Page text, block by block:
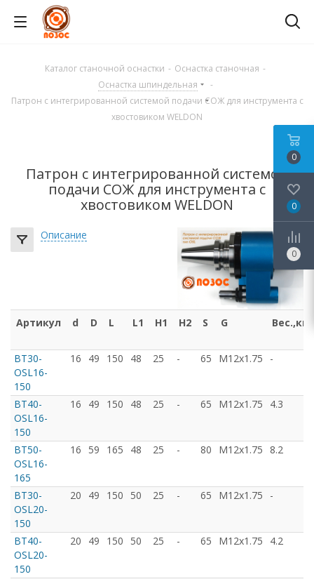
Каталог станочной оснастки - Оснастка станочная -
Оснастка шпиндельная
-
Патрон с интегрированной системой подачи СОЖ для инструмента с
хвостовиком WELDON
Патрон с интегрированной системой
подачи СОЖ для инструмента с
хвостовиком WELDON
Описание
Артикул d D L L1 H1 H2 S G Вес.,кг.
BT30-
OSL16-
150
16 49 150 48 25 - 65 M12x1.75 -
BT40-
OSL16-
150
16 49 150 48 25 - 65 M12x1.75 4.3
BT50-
OSL16-
165
16 59 165 48 25 - 80 M12x1.75 8.2
BT30-
OSL20-
150
20 49 150 50 25 - 65 M12x1.75 -
BT40-
OSL20-
150
20 49 150 50 25 - 65 M12x1.75 4.2
0
0
0